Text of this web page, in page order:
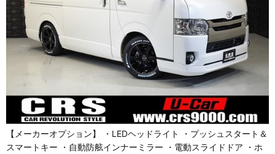
【メーカーオプション】 ・LEDヘッドライト ・プッシュスタート＆
スマートキー ・自動防舷インナーミラー ・電動スライドドア ・ホ